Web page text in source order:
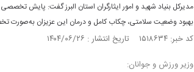
بهبود وضعیت سلامتی، چکاب کامل و درمان این عزیزان به‌صورت تخصصی و
کد خبر: ۱۵۱۸۶۳۴ تاریخ انتشار : ۱۴۰۴/۰۶/۲۶
وزیر ورزش و جوانان: